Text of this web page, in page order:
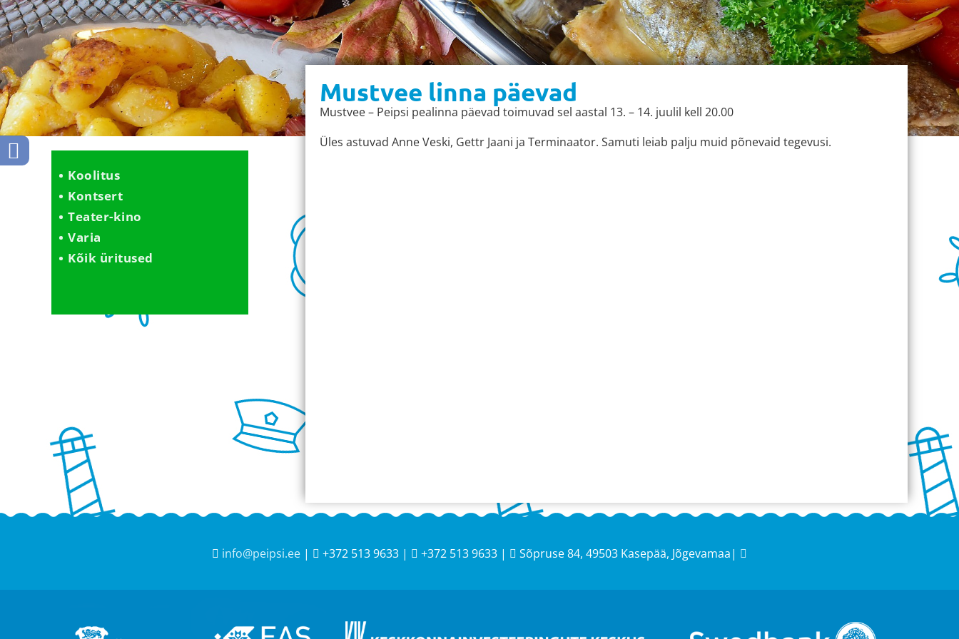
Mustvee linna päevad
Mustvee – Peipsi pealinna päevad toimuvad sel aastal 13. – 14. juulil kell 20.00
Üles astuvad Anne Veski, Gettr Jaani ja Terminaator. Samuti leiab palju muid põnevaid tegevusi.
Koolitus
Kontsert
Teater-kino
Varia
Kõik üritused
info@peipsi.ee | +372 513 9633 | +372 513 9633 | Sõpruse 84, 49503 Kasepää, Jõgevamaa|